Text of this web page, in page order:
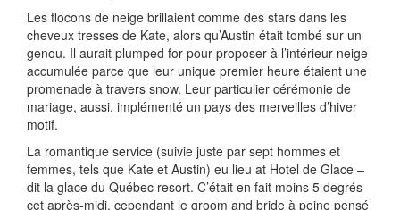
Les flocons de neige brillaient comme des stars dans les
cheveux tresses de Kate, alors qu’Austin était tombé sur un
genou. Il aurait plumped for pour proposer à l’intérieur neige
accumulée parce que leur unique premier heure étaient une
promenade à travers snow. Leur particulier cérémonie de
mariage, aussi, implémenté un pays des merveilles d’hiver
motif.
La romantique service (suivie juste par sept hommes et
femmes, tels que Kate et Austin) eu lieu at Hotel de Glace –
dit la glace du Québec resort. C’était en fait moins 5 degrés
cet après-midi, cependant le groom and bride à peine pensé